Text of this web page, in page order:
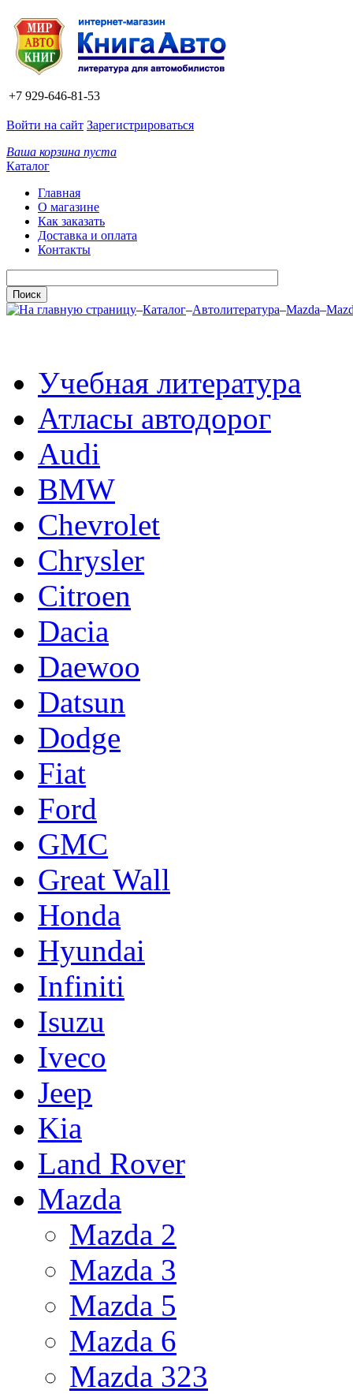
+7 929-646-81-53
Войти на сайт Зарегистрироваться
Ваша корзина пуста
Каталог
Главная
О магазине
Как заказать
Доставка и оплата
Контакты
–Каталог–Автолитература–Mazda–
Учебная литература
Атласы автодорог
Audi
BMW
Chevrolet
Chrysler
Citroen
Dacia
Daewoo
Datsun
Dodge
Fiat
Ford
GMC
Great Wall
Honda
Hyundai
Infiniti
Isuzu
Iveco
Jeep
Kia
Land Rover
Mazda
Mazda 2
Mazda 3
Mazda 5
Mazda 6
Mazda 323